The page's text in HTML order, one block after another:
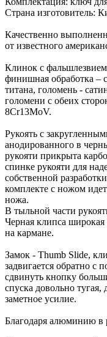
Страна изготовитель:
Качественно
от известного
Клинок с
финишная обработка –
титана, голомень -
голомени с обеих
8Cr13MoV.
Рукоять с
анодированного в
рукояти прикрыта
спинке рукояти для
собственной
комплекте с ножом
ножа.
В тыльной части
Черная клипса
на кармане.
Замок - Thumb Slide,
задвигается обратно
сдвинуть кнопку
спуска довольно тугая,
заметное усилие.
Благодаря алюминию в